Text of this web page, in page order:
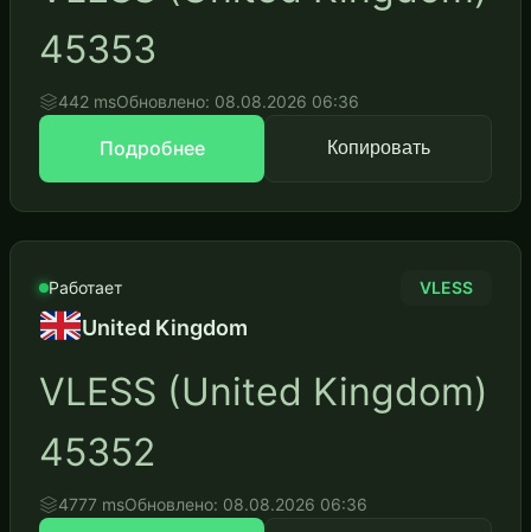
45353
442 msОбновлено: 08.08.2026 06:36
Подробнее Копировать
Работает VLESS
United Kingdom
VLESS (United Kingdom)
45352
4777 msОбновлено: 08.08.2026 06:36